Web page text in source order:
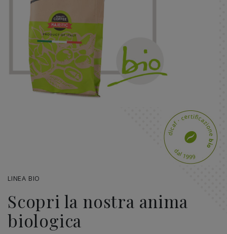
LINEA BIO
Scopri la nostra anima
biologica